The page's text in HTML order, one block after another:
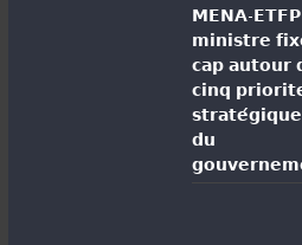
𝗠𝗘𝗡𝗔-𝗘𝗧𝗙𝗣
𝗺𝗶𝗻𝗶𝘀𝘁𝗿𝗲
𝗰𝗮𝗽 𝗮𝘂𝘁𝗼𝘂𝗿
𝗰𝗶𝗻𝗾
𝗱𝘂